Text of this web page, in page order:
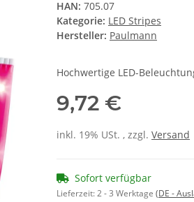
HAN: 705.07
Kategorie: LED Stripes
Hersteller: Paulmann
Hochwertige LED-
9,72 €
inkl. 19% USt. , zzgl. Versand
Sofort verfügbar
Lieferzeit:2 - 3 Werktage (DE -